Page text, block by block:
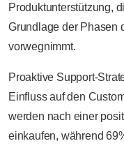
Produktunterstützung,
Grundlage der Phasen
vorwegnimmt.
Proaktive Support-
Einfluss auf den
werden nach einer
einkaufen, während